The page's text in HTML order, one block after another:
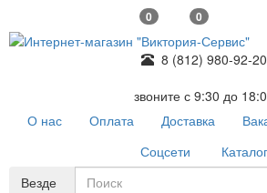
0 0
8 (812) 980-92-20
звоните с 9:30 до
О нас
Оплата Доставка
Соцсети
Каталог
Везде